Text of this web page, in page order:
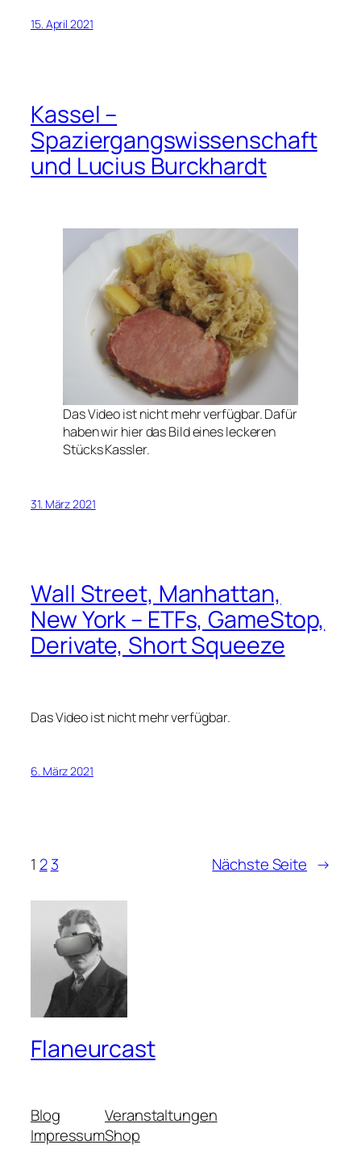
15. April 2021
Kassel –
Spaziergangswissenschaft
und Lucius Burckhardt
Das Video ist nicht mehr verfügbar. Dafür
haben wir hier das Bild eines leckeren
Stücks Kassler.
31. März 2021
Wall Street, Manhattan,
New York – ETFs, GameStop,
Derivate, Short Squeeze
Das Video ist nicht mehr verfügbar.
6. März 2021
1 2 3 Nächste Seite →
Flaneurcast
Blog
Impressum
Veranstaltungen
Shop